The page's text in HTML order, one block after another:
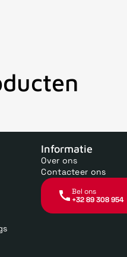
Voor 15uur
Informatie
Over ons
Contacteer ons
Bel ons
+32 89 308 954